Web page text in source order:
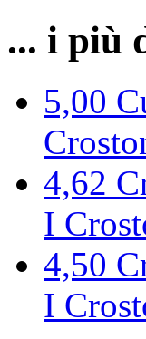
... i più
5,00
4,62
I
4,50
I